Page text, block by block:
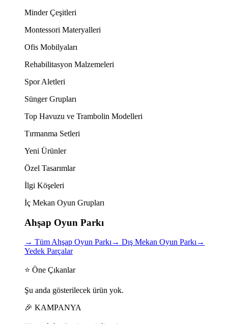
Minder Çeşitleri
Montessori Materyalleri
Ofis Mobilyaları
Rehabilitasyon Malzemeleri
Spor Aletleri
Sünger Grupları
Top Havuzu ve Trambolin Modelleri
Tırmanma Setleri
Yeni Ürünler
Özel Tasarımlar
İlgi Köşeleri
İç Mekan Oyun Grupları
Ahşap Oyun Parkı
→ Tüm Ahşap Oyun Parkı→ Dış Mekan Oyun Parkı→
Yedek Parçalar
⭐ Öne Çıkanlar
Şu anda gösterilecek ürün yok.
🎉 KAMPANYA